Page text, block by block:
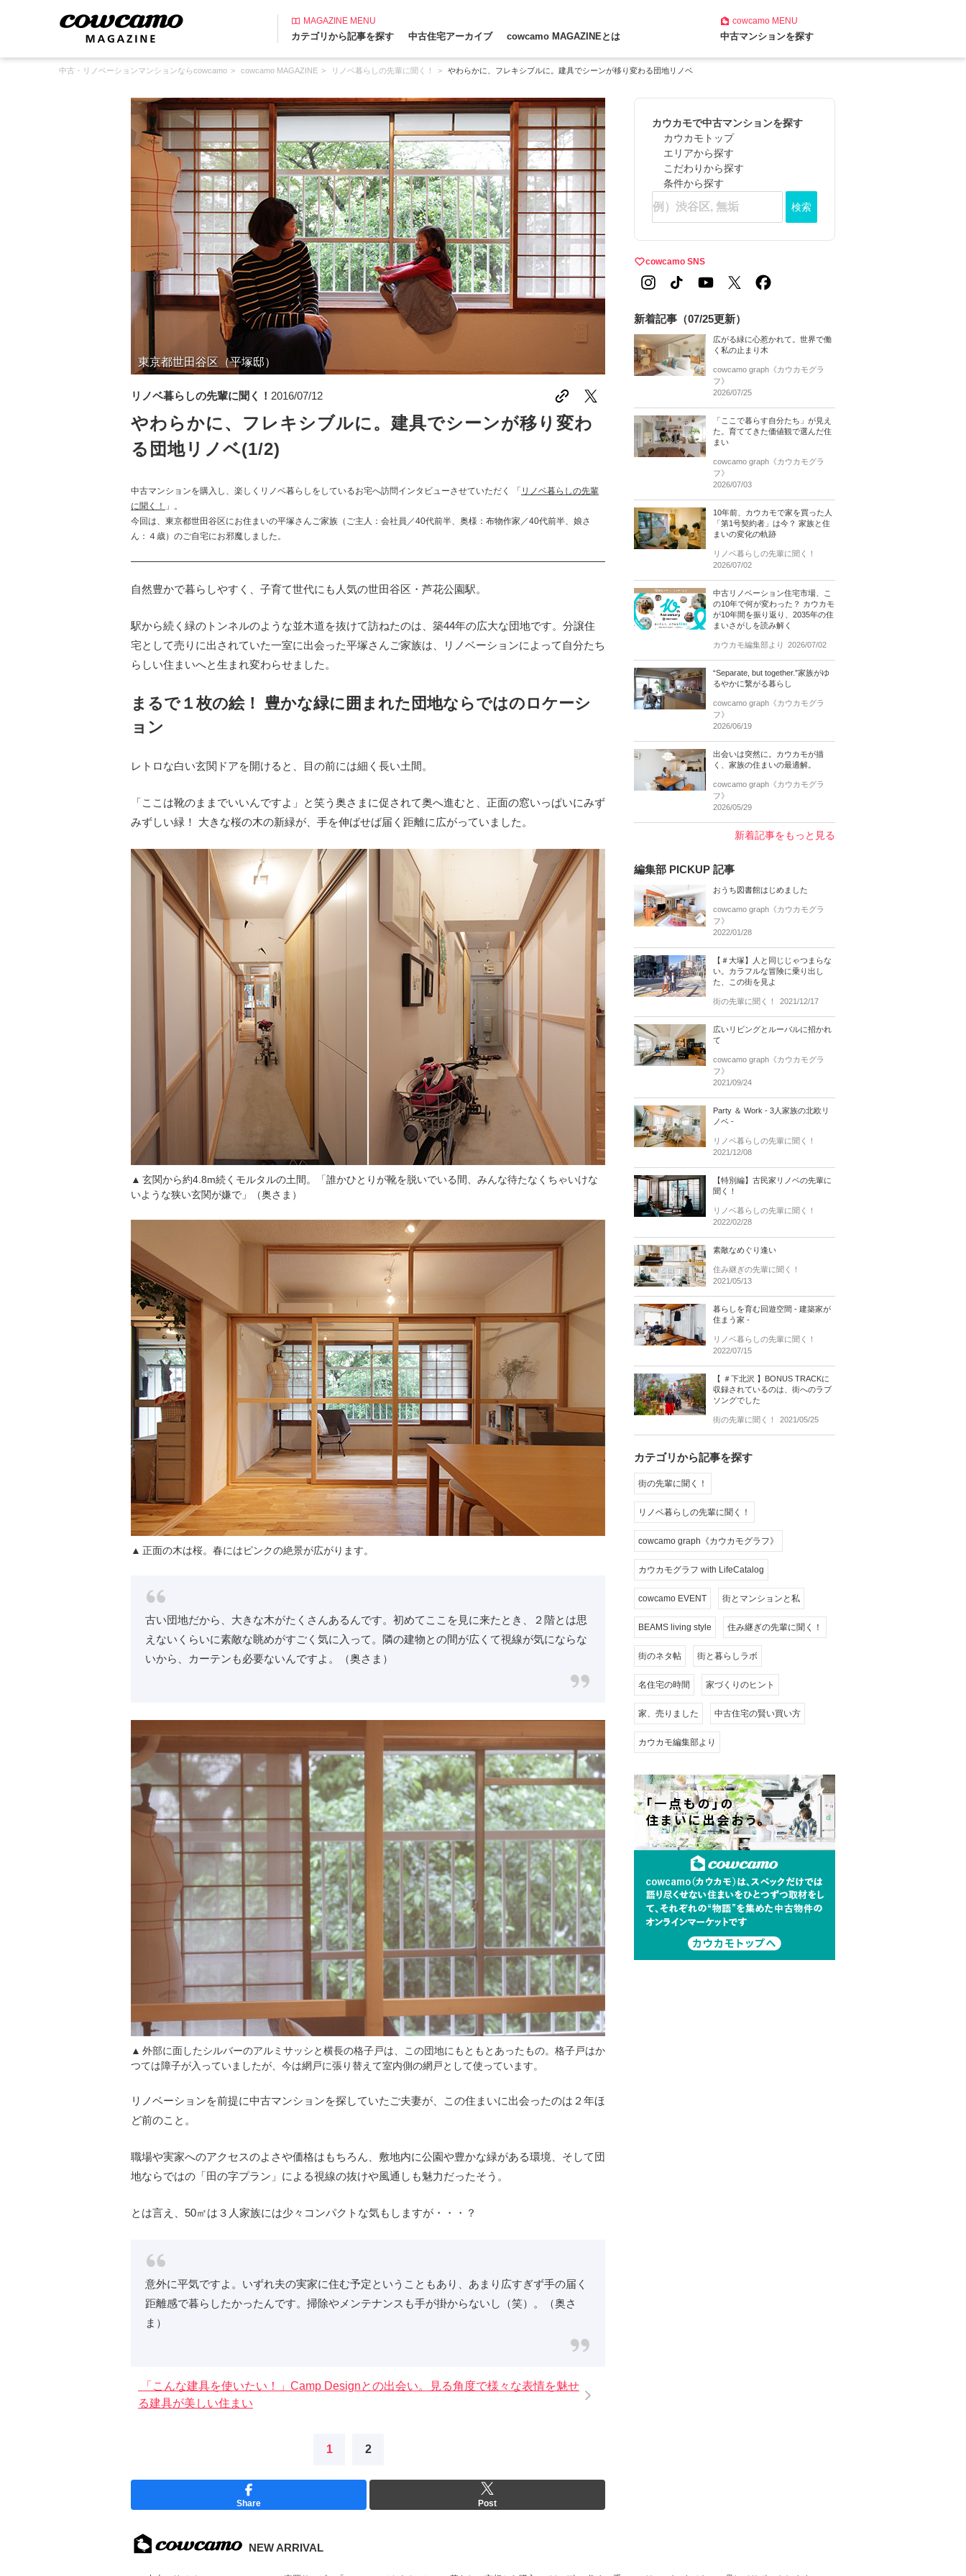
MAGAZINE MENU
カテゴリから記事を探す 中古住宅アーカイブ cowcamo MAGAZINEとは
cowcamoMENU
中古マンションを探す
中古・リノベーションマンションならcowcamo cowcamo MAGAZINE リノベ暮らしの先輩に聞く！ やわらかに、フレキシブルに。建具でシーンが移り変わる団地リノベ
リノベ暮らしの先輩に聞く！ 2016/07/12
やわらかに、フレキシブルに。建具でシーンが移り変わ
る団地リノベ(1/2)
東京都世田谷区（平塚邸）
中古マンションを購入し、楽しくリノベ暮らしをしているお宅へ訪問インタビューさせていただく 「 リノベ暮らしの先輩
に聞く！
」。
今回は、東京都世田谷区にお住まいの平塚さんご家族（ご主人：会社員／40代前半、奥様：布物作家／40代前半、娘さ
ん：４歳）のご自宅にお邪魔しました。
自然豊かで暮らしやすく、子育て世代にも人気の世田谷区・芦花公園駅。
駅から続く緑のトンネルのような並木道を抜けて訪ねたのは、築44年の広大な団地です。分譲住
宅として売りに出されていた一室に出会った平塚さんご家族は、リノベーションによって自分たち
らしい住まいへと生まれ変わらせました。
まるで１枚の絵！ 豊かな緑に囲まれた団地ならではのロケーシ
ョン
レトロな白い玄関ドアを開けると、目の前には細く長い土間。
「ここは靴のままでいいんですよ」と笑う奥さまに促されて奥へ進むと、正面の窓いっぱいにみず
みずしい緑！ 大きな桜の木の新緑が、手を伸ばせば届く距離に広がっていました。
玄関から約4.8m続くモルタルの土間。「誰かひとりが靴を脱いでいる間、みんな待たなくちゃいけな
いような狭い玄関が嫌で」（奥さま）
正面の木は桜。春にはピンクの絶景が広がります。
古い団地だから、大きな木がたくさんあるんです。初めてここを見に来たとき、２階とは思
えないくらいに素敵な眺めがすごく気に入って。隣の建物との間が広くて視線が気にならな
いから、カーテンも必要ないんですよ。（奥さま）
外部に面したシルバーのアルミサッシと横長の格子戸は、この団地にもともとあったもの。格子戸はか
つては障子が入っていましたが、今は網戸に張り替えて室内側の網戸として使っています。
リノベーションを前提に中古マンションを探していたご夫妻が、この住まいに出会ったのは２年ほ
ど前のこと。
職場や実家へのアクセスのよさや価格はもちろん、敷地内に公園や豊かな緑がある環境、そして団
地ならではの「田の字プラン」による視線の抜けや風通しも魅力だったそう。
とは言え、50㎡は３人家族には少々コンパクトな気もしますが・・・？
意外に平気ですよ。いずれ夫の実家に住む予定ということもあり、あまり広すぎず手の届く
距離感で暮らしたかったんです。掃除やメンテナンスも手が掛からないし（笑）。（奥さ
ま）
「こんな建具を使いたい！」Camp Designとの出会い。見る角度で様々な表情を魅せ
る建具が美しい住まい
1 2
Share Post
カウカモで中古マンションを探す
カウカモトップ
エリアから探す
こだわりから探す
条件から探す
検索
cowcamo SNS
新着記事（07/25更新）
広がる緑に心惹かれて。世界で働
く私の止まり木
cowcamo graph《カウカモグラ
フ》
2026/07/25
「ここで暮らす自分たち」が見え
た。育ててきた価値観で選んだ住
まい
cowcamo graph《カウカモグラ
フ》
2026/07/03
10年前、カウカモで家を買った人
「第1号契約者」は今？ 家族と住
まいの変化の軌跡
リノベ暮らしの先輩に聞く！
2026/07/02
中古リノベーション住宅市場、こ
の10年で何が変わった？ カウカモ
が10年間を振り返り、2035年の住
まいさがしを読み解く
カウカモ編集部より 2026/07/02
“Separate, but together.”家族がゆ
るやかに繋がる暮らし
cowcamo graph《カウカモグラ
フ》
2026/06/19
出会いは突然に。カウカモが描
く、家族の住まいの最適解。
cowcamo graph《カウカモグラ
フ》
2026/05/29
新着記事をもっと見る
編集部 PICKUP 記事
おうち図書館はじめました
cowcamo graph《カウカモグラ
フ》
2022/01/28
【＃大塚】人と同じじゃつまらな
い。カラフルな冒険に乗り出し
た、この街を見よ
街の先輩に聞く！ 2021/12/17
広いリビングとルーバルに招かれ
て
cowcamo graph《カウカモグラ
フ》
2021/09/24
Party ＆ Work - 3人家族の北欧リ
ノベ -
リノベ暮らしの先輩に聞く！
2021/12/08
【特別編】古民家リノベの先輩に
聞く！
リノベ暮らしの先輩に聞く！
2022/02/28
素敵なめぐり逢い
住み継ぎの先輩に聞く！
2021/05/13
暮らしを育む回遊空間 - 建築家が
住まう家 -
リノベ暮らしの先輩に聞く！
2022/07/15
【 ＃下北沢 】BONUS TRACKに
収録されているのは、街へのラブ
ソングでした
街の先輩に聞く！ 2021/05/25
カテゴリから記事を探す
街の先輩に聞く！
リノベ暮らしの先輩に聞く！
cowcamo graph《カウカモグラフ》
カウカモグラフ with LifeCatalog
cowcamo EVENT 街とマンションと私
BEAMS living style 住み継ぎの先輩に聞く！
街のネタ帖 街と暮らしラボ
名住宅の時間 家づくりのヒント
家、売りました 中古住宅の賢い買い方
カウカモ編集部より
NEW ARRIVAL